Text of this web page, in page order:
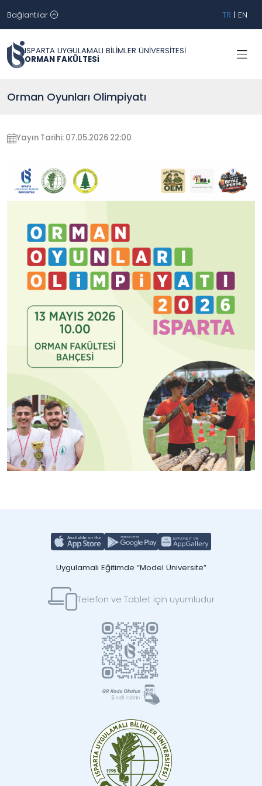
Bağlantılar TR | EN
ISPARTA UYGULAMALI BİLİMLER ÜNİVERSİTESİ
ORMAN FAKÜLTESİ
Orman Oyunları Olimpiyatı
Yayın Tarihi: 07.05.2026 22:00
Uygulamalı Eğitimde “Model Üniversite”
Telefon ve Tablet için uyumludur